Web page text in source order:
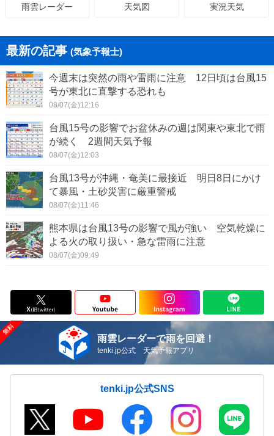
雨雲レーダー 天気図 実況天気
最新の記事 (気象予報士)
今週末は突然の雨や雷雨に注意 12日頃は台風15
号が東北に直撃する恐れも
08/07(金)12:16
台風15号の影響でお盆休みの週は関東や東北で雨
が続く 2週間天気予報
08/07(金)12:03
台風13号が沖縄・奄美に最接近 明日8日にかけ
て暴風・土砂災害に厳重警戒
08/07(金)11:46
熊本県は台風13号の影響で風が強い 空気乾燥に
よる火の取り扱い・急な雷雨に注意
08/07(金)09:49
雨雲レーダーで雨を回避！
tenki.jp公式 天気予報アプリ
tenki.jp公式SNS